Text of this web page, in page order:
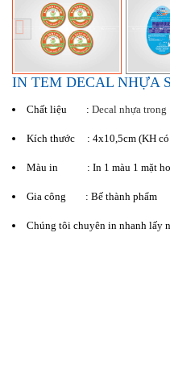
IN TEM DECAL NHỰA
Chất liệu : Decal nhựa trong
Kích thước : 4x10,5cm (KH có
Màu in : In 1 màu 1 mặt
Gia công : Bế thành phẩm
Chúng tôi chuyên in nhanh lấy